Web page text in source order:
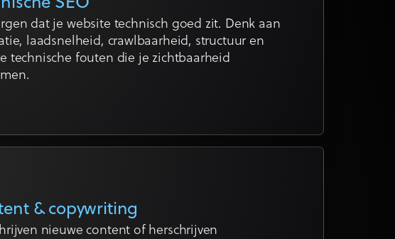
dat je website technisch goed zit. Denk aan
laadsnelheid, crawlbaarheid, structuur en
technische fouten die je zichtbaarheid
& copywriting
nieuwe content of herschrijven